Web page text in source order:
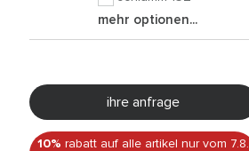
mehr optionen...
ihre anfrage
10% rabatt auf alle artikel nur vom 7.8.